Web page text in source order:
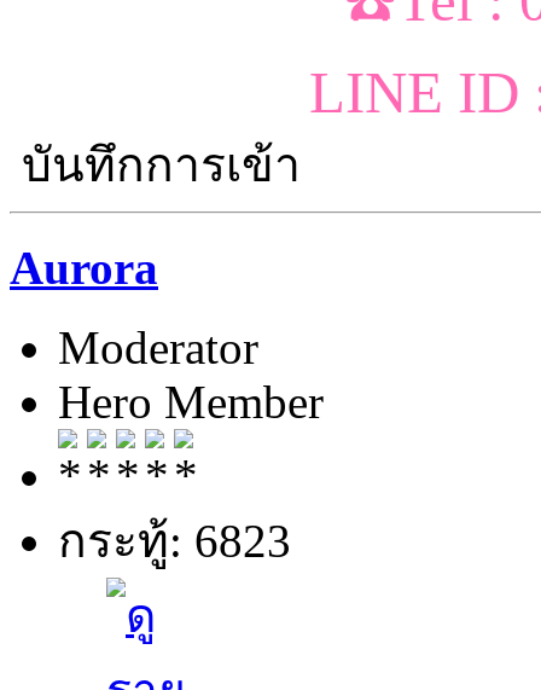
LINE ID
บันทึกการเข้า
Aurora
Moderator
Hero Member
กระทู้: 6823